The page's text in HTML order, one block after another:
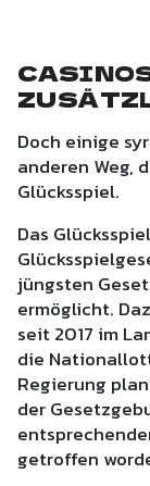
Doch einige
anderen Weg,
Glücksspiel.
Das
jüngsten
ermöglicht.
seit 2017 im
die
Regierung
der
getroffen